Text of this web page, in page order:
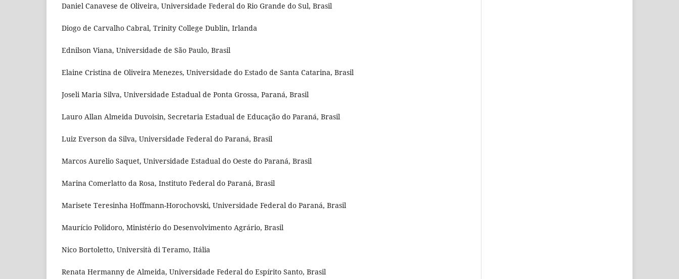
Daniel Canavese de Oliveira, Universidade Federal do Rio Grande do Sul, Brasil
Diogo de Carvalho Cabral, Trinity College Dublin, Irlanda
Ednilson Viana, Universidade de São Paulo, Brasil
Elaine Cristina de Oliveira Menezes, Universidade do Estado de Santa Catarina, Brasil
Joseli Maria Silva, Universidade Estadual de Ponta Grossa, Paraná, Brasil
Lauro Allan Almeida Duvoisin, Secretaria Estadual de Educação do Paraná, Brasil
Luiz Everson da Silva, Universidade Federal do Paraná, Brasil
Marcos Aurelio Saquet, Universidade Estadual do Oeste do Paraná, Brasil
Marina Comerlatto da Rosa, Instituto Federal do Paraná, Brasil
Marisete Teresinha Hoffmann-Horochovski, Universidade Federal do Paraná, Brasil
Maurício Polidoro, Ministério do Desenvolvimento Agrário, Brasil
Nico Bortoletto, Università di Teramo, Itália
Renata Hermanny de Almeida, Universidade Federal do Espírito Santo, Brasil